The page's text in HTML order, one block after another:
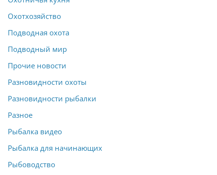
Охотхозяйство
Подводная охота
Подводный мир
Прочие новости
Разновидности охоты
Разновидности рыбалки
Разное
Рыбалка видео
Рыбалка для начинающих
Рыбоводство